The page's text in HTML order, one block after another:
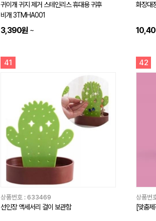
귀이개 귀지 제거 스테인리스 휴대용 귀후
비개 3TMHA001
3,390원 ~
화장대
41
상품번호 : 633469
선인장 액세서리 걸이 보관함
42
상품번
[맞춤